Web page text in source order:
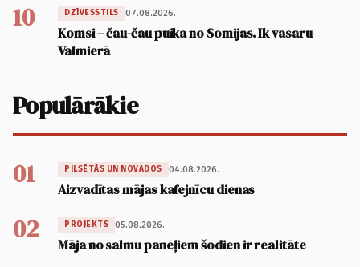
10 DZĪVESSTILS 07.08.2026.
Komsi – čau-čau puika no Somijas. Ik vasaru
Valmierā
Populārākie
01 PILSĒTĀS UN NOVADOS 04.08.2026.
Aizvadītas mājas kafejnīcu dienas
02 PROJEKTS 05.08.2026.
Māja no salmu paneļiem šodien ir realitāte